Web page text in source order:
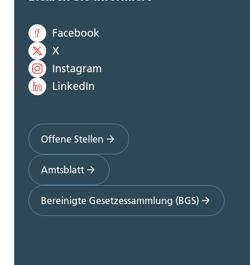
Facebook
X
Instagram
LinkedIn
Offene Stellen
Amtsblatt
Bereinigte Gesetzessammlung (BGS)